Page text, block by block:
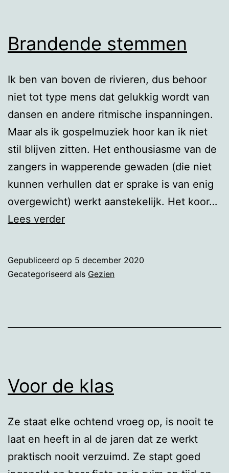
Brandende stemmen
Ik ben van boven de rivieren, dus behoor
niet tot type mens dat gelukkig wordt van
dansen en andere ritmische inspanningen.
Maar als ik gospelmuziek hoor kan ik niet
stil blijven zitten. Het enthousiasme van de
zangers in wapperende gewaden (die niet
kunnen verhullen dat er sprake is van enig
overgewicht) werkt aanstekelijk. Het koor…
Lees verderBrandende
Gepubliceerd op 5 december 2020
Gecategoriseerd als Gezien
Voor de klas
Ze staat elke ochtend vroeg op, is nooit te
laat en heeft in al de jaren dat ze werkt
praktisch nooit verzuimd. Ze stapt goed